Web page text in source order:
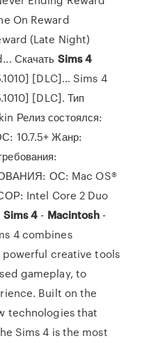
On Reward
(Late Night)
Скачать Sims4
[DLC]… Sims 4
[DLC]. Тип
Релиз состоялся:
10.7.5+ Жанр:
ОС: Mac OS®
Intel Core 2 Duo
Sims4 - Macintosh-
4 combines
creative tools
gameplay, to
Built on the
technologies that
Sims 4 is the most